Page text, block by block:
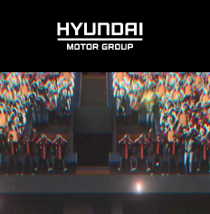
HYUNDAI
MOTOR
GROUP